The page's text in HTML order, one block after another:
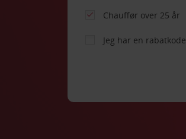
Chauffør over 25 år
Jeg har en rabatkode